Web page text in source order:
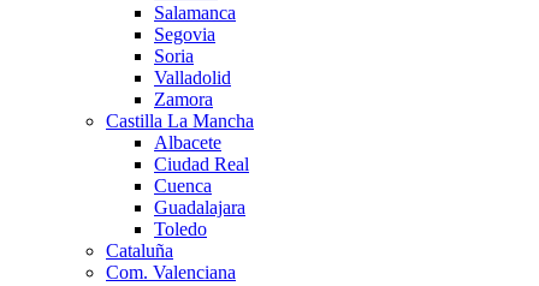
Salamanca
Segovia
Soria
Valladolid
Zamora
Castilla La Mancha
Albacete
Ciudad Real
Cuenca
Guadalajara
Toledo
Cataluña
Com. Valenciana